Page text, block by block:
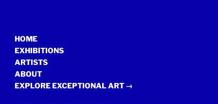
HOME
EXHIBITIONS
ARTISTS
ABOUT
EXPLORE EXCEPTIONAL ART →